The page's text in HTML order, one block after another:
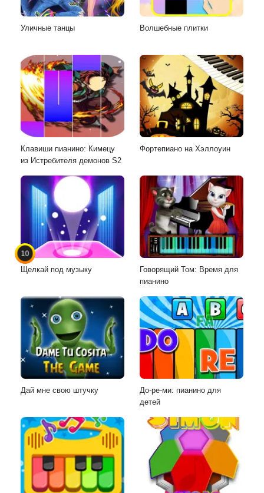
Уличные танцы Волшебные плитки
Клавиши пианино: Кимецу
из Истребителя демонов S2
Фортепиано на Хэллоуин
10
Щелкай под музыку
Говорящий Том: Время для
пианино
Дай мне свою штучку
До-ре-ми: пианино для
детей